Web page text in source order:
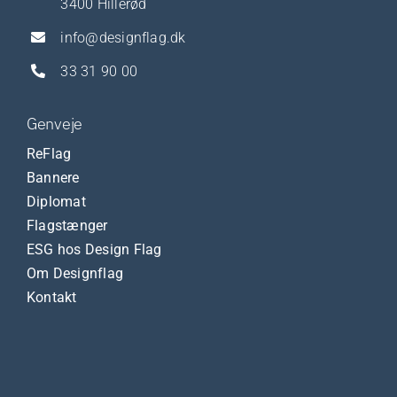
3400 Hillerød
info@designflag.dk
33 31 90 00
Genveje
ReFlag
Bannere
Diplomat
Flagstænger
ESG hos Design Flag
Om Designflag
Kontakt